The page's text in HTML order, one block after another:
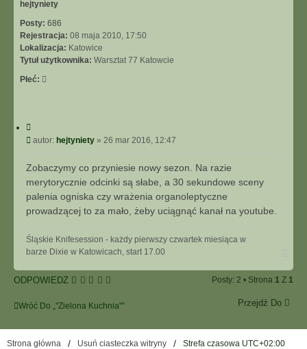
hejtyniety
Posty: 686
Rejestracja: 08 maja 2010, 17:50
Lokalizacja: Katowice
Tytuł użytkownika: Warsztat 77 Katowcie
Płeć:
y
j
P
s
autor: hejtyniety » 26 mar 2016, 12:47
Zobaczymy co przyniesie nowy sezon. Na razie
merytorycznie odcinki są słabe, a 30 sekundowe sceny
palenia ogniska czy wrażenia organoleptyczne
prowadzącej to za mało, żeby uciągnąć kanał na youtube.
Śląskie Knifesession - każdy pierwszy czwartek miesiąca w
barze Dixie w Katowicach, start 17.00
g
ó
ę
ODPOWIEDZ Posty: 2 • Strona 1 Z 1
Wróć Do „"Zielona Kuchnia"” Przejdź Do
Strona główna Usuń ciasteczka witryny Strefa czasowa UTC+02:00